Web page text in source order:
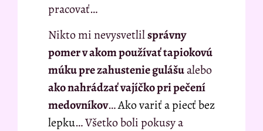
pracovať…
Nikto mi nevysvetlilsprávny
pomer v akom používať tapiokovú
múku pre zahustenie gulášualebo
ako nahrádzať vajíčko pri pečení
medovníkov…Ako variť a piecť bez
lepku… Všetko boli pokusy a